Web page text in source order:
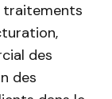
traitements
des
des